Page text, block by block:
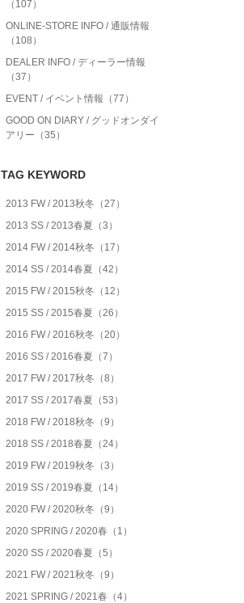
（107）
ONLINE-STORE INFO / 通販情報
（108）
DEALER INFO / ディーラー情報
（37）
EVENT / イベント情報（77）
GOOD ON DIARY / グッドオンダイ
アリー（35）
TAG KEYWORD
2013 FW / 2013秋冬（27）
2013 SS / 2013春夏（3）
2014 FW / 2014秋冬（17）
2014 SS / 2014春夏（42）
2015 FW / 2015秋冬（12）
2015 SS / 2015春夏（26）
2016 FW / 2016秋冬（20）
2016 SS / 2016春夏（7）
2017 FW / 2017秋冬（8）
2017 SS / 2017春夏（53）
2018 FW / 2018秋冬（9）
2018 SS / 2018春夏（24）
2019 FW / 2019秋冬（3）
2019 SS / 2019春夏（14）
2020 FW / 2020秋冬（9）
2020 SPRING / 2020春（1）
2020 SS / 2020春夏（5）
2021 FW / 2021秋冬（9）
2021 SPRING / 2021春（4）